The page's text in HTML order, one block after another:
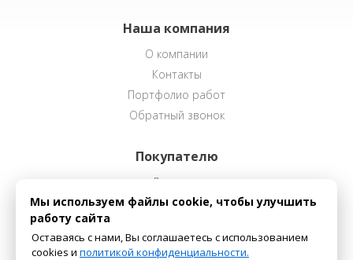
Наша компания
О компании
Контакты
Портфолио работ
Обратный звонок
Покупателю
Доставка
Способы оплаты
Наш каталог
Мы используем файлы cookie, чтобы улучшить
работу сайта
Оставаясь с нами, Вы соглашаетесь с использованием
cookies и политикой конфиденциальности.